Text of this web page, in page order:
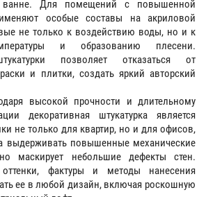
Для помещений с повышенной
особые составы на акриловой
не только к воздействию воды, но и к
и образованию плесени.
позволяет отказаться от
и плитки, создать яркий авторский
высокой прочности и длительному
декоративная штукатурка является
не только для квартир, но и для офисов,
выдерживать повышенные механические
маскирует небольшие дефекты стен.
оттенки, фактуры и методы нанесения
ее в любой дизайн, включая роскошную